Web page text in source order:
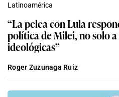
Latinoamérica
“La pelea con Lula
política de Milei, no solo
ideológicas”
Roger Zuzunaga Ruiz